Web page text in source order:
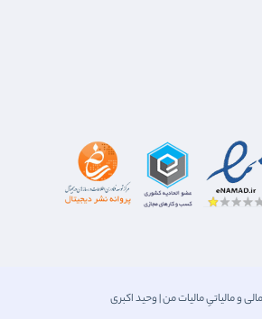
و مالیاتیِ مالیات من | وحید اکبری